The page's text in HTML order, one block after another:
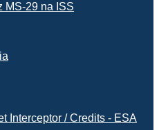
MS-29 na ISS